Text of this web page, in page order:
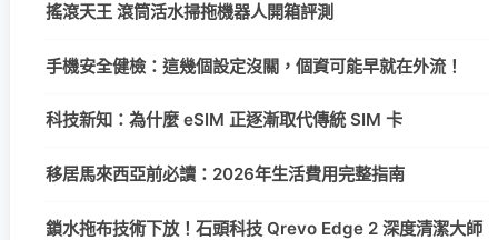
搖滾天王 滾筒活水掃拖機器人開箱評測
手機安全健檢：這幾個設定沒關，個資可能早就在外流！
科技新知：為什麼 eSIM 正逐漸取代傳統 SIM 卡
移居馬來西亞前必讀：2026年生活費用完整指南
鎖水拖布技術下放！石頭科技 Qrevo Edge 2 深度清潔大師